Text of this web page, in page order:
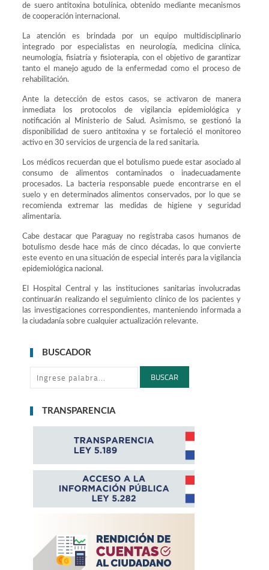
de suero antitoxina botulínica, obtenido mediante mecanismos
de cooperación internacional.
La atención es brindada por un equipo multidisciplinario
integrado por especialistas en neurología, medicina clínica,
neumología, fisiatría y fisioterapia, con el objetivo de garantizar
tanto el manejo agudo de la enfermedad como el proceso de
rehabilitación.
Ante la detección de estos casos, se activaron de manera
inmediata los protocolos de vigilancia epidemiológica y
notificación al Ministerio de Salud. Asimismo, se gestionó la
disponibilidad de suero antitoxina y se fortaleció el monitoreo
activo en 30 servicios de urgencia de la red sanitaria.
Los médicos recuerdan que el botulismo puede estar asociado al
consumo de alimentos contaminados o inadecuadamente
procesados. La bacteria responsable puede encontrarse en el
suelo y en determinados alimentos conservados, por lo que se
recomienda extremar las medidas de higiene y seguridad
alimentaria.
Cabe destacar que Paraguay no registraba casos humanos de
botulismo desde hace más de cinco décadas, lo que convierte
este evento en una situación de especial interés para la vigilancia
epidemiológica nacional.
El Hospital Central y las instituciones sanitarias involucradas
continuarán realizando el seguimiento clínico de los pacientes y
las investigaciones correspondientes, manteniendo informada a
la ciudadanía sobre cualquier actualización relevante.
BUSCADOR
BUSCAR
TRANSPARENCIA